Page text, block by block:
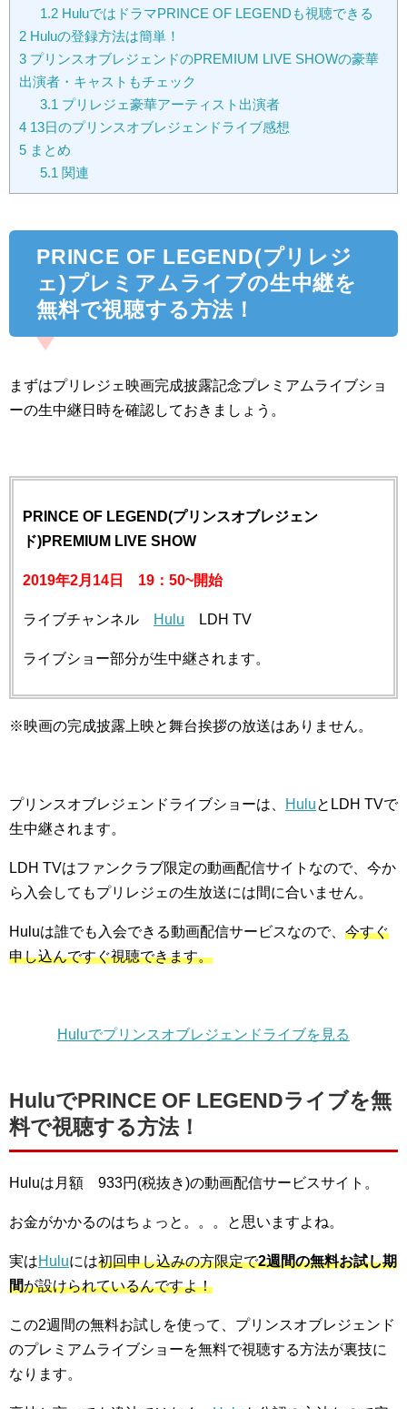
1.2HuluではドラマPRINCE OF LEGENDも視聴できる
2 Huluの登録方法は簡単！
3 プリンスオブレジェンドのPREMIUM LIVE SHOWの豪華
出演者・キャストもチェック
3.1 プリレジェ豪華アーティスト出演者
4 13日のプリンスオブレジェンドライブ感想
5 まとめ
5.1 関連
PRINCE OF LEGEND(プリレジ
ェ)プレミアムライブの生中継を
無料で視聴する方法！
まずはプリレジェ映画完成披露記念プレミアムライブショ
ーの生中継日時を確認しておきましょう。
PRINCE OF LEGEND(プリンスオブレジェン
ド)PREMIUM LIVE SHOW
2019年2月14日 19：50~開始
ライブチャンネル Hulu LDH TV
ライブショー部分が生中継されます。
※映画の完成披露上映と舞台挨拶の放送はありません。
プリンスオブレジェンドライブショーは、 HuluとLDH TVで
生中継されます。
LDH TVはファンクラブ限定の動画配信サイトなので、今か
ら入会してもプリレジェの生放送には間に合いません。
Huluは誰でも入会できる動画配信サービスなので、 今すぐ
申し込んですぐ視聴できます。
Huluでプリンスオブレジェンドライブを 見る
HuluでPRINCE OF LEGENDライブを無
料で視聴する方法！
Huluは月額 933円(税抜き)の動画配信サービスサイト。
お金がかかるのはちょっと。。。と思いますよね。
実はHuluには初回申し込みの方限定で2週間の無料お試し期
間が設けられているんですよ！
この2週間の無料お試しを使って、プリンスオブレジェンド
のプレミアムライブショーを無料で視聴する方法が裏技に
なります。